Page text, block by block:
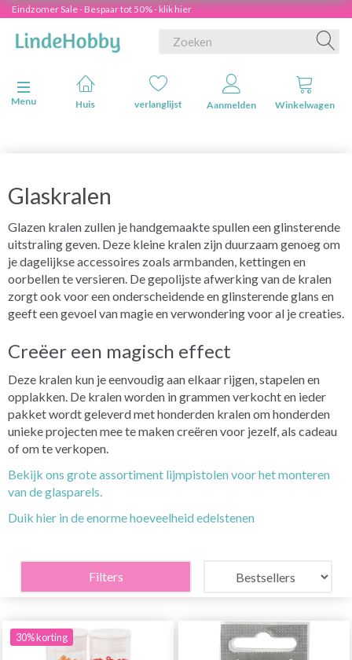
Eindzomer Sale - Bespaar tot 50% - klik hier
Navigatie in-/uitschakelen
Menu
Huis verlanglijst Aanmelden Winkelwagen
Glaskralen
Glazen kralen zullen je handgemaakte spullen een glinsterende
uitstraling geven. Deze kleine kralen zijn duurzaam genoeg om
je dagelijkse accessoires zoals armbanden, kettingen en
oorbellen te versieren. De gepolijste afwerking van de kralen
zorgt ook voor een onderscheidende en glinsterende glans en
geeft een gevoel van magie en verwondering voor al je creaties.
Creëer een magisch effect
Deze kralen kun je eenvoudig aan elkaar rijgen, stapelen en
opplakken. De kralen worden in grammen verkocht en ieder
pakket wordt geleverd met honderden kralen om honderden
unieke projecten mee te maken creëren voor jezelf, als cadeau
of om te verkopen.
Bekijk ons grote assortiment lijmpistolen voor het monteren
van de glasparels.
Duik hier in de enorme hoeveelheid edelstenen
Filters
30% korting